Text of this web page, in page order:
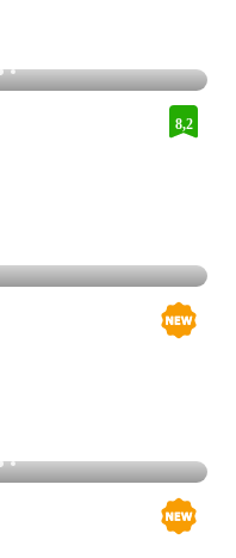
8,2